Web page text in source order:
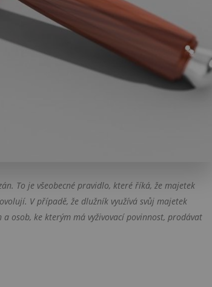
To je všeobecné pravidlo, které říká, že majetek
V případě, že dlužník využívá svůj majetek
osob, ke kterým má vyživovací povinnost, prodávat